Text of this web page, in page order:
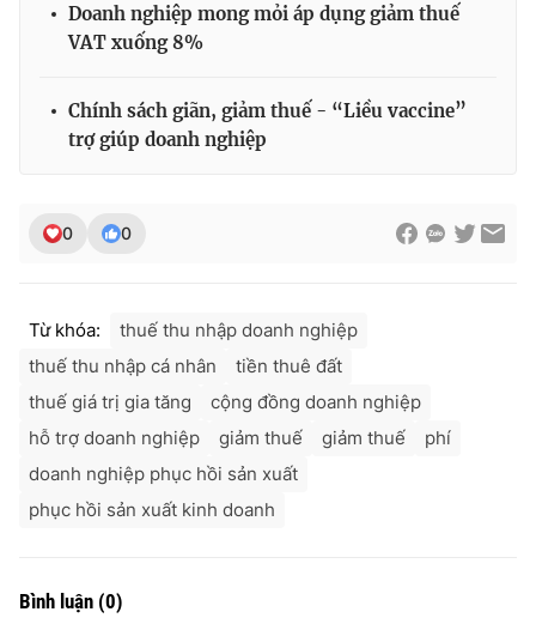
Doanh nghiệp mong mỏi áp dụng giảm thuế
VAT xuống 8%
Chính sách giãn, giảm thuế - “Liều vaccine”
trợ giúp doanh nghiệp
0 0
Từ khóa:
thuế thu nhập doanh nghiệp
thuế thu nhập cá nhân
tiền thuê đất
thuế giá trị gia tăng
cộng đồng doanh nghiệp
hỗ trợ doanh nghiệp
giảm thuế giảm thuế
phí
doanh nghiệp phục hồi sản xuất
phục hồi sản xuất kinh doanh
Bình luận (0)